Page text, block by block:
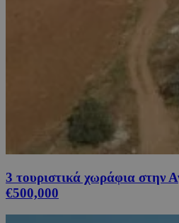
3 τουριστικά χωράφια στην
€500,000